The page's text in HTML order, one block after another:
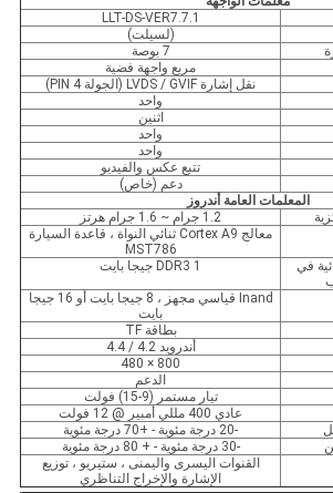
LLT-DS-VER7.7.1
(لسيلت)
7 بوصة
مربع واجهة فضية
نقل إشارة LVDS / GVIF (الجولة 4 PIN)
واحد
اثنين
واحد
واحد
تتبع عكس والفيديو
دعم (خاص)
المعلمات العامة أندروز
1.2 جرام ~ 1.6 جرام هرتز
معالج Cortex A9 ثنائي النواة ، قاعدة السيارة
MST786
في
DDR3 1 جيجا بايت
Inand قياسي مجهز ، 8 جيجا بايت أو 16 جيجا
بايت
بطاقة TF
أندرويد 4.2 / 4.4
800 × 480
الدعم
تيار مستمر (9-15) فولت
عادي 400 مللي أمبير @ 12 فولت
-20 درجة مئوية - +70 درجة مئوية
-30 درجة مئوية - + 80 درجة مئوية
القنوات اليسرى واليمنى ، ستيريو ، توزيع
الإشارة والإخراج التناظري